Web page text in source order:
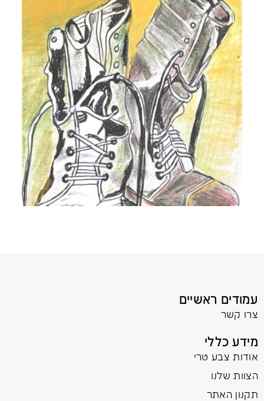
עמודים ראשיים
צרו קשר
מידע כללי
אודות צבע טרי
הצוות שלנו
תקנון האתר